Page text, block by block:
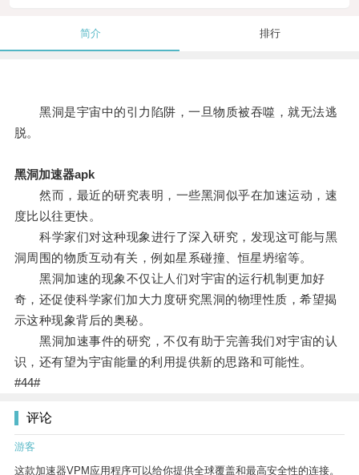
简介 排行
黑洞是宇宙中的引力陷阱，一旦物质被吞噬，就无法逃
脱。
黑洞加速器apk
然而，最近的研究表明，一些黑洞似乎在加速运动，速
度比以往更快。
科学家们对这种现象进行了深入研究，发现这可能与黑
洞周围的物质互动有关，例如星系碰撞、恒星坍缩等。
黑洞加速的现象不仅让人们对宇宙的运行机制更加好
奇，还促使科学家们加大力度研究黑洞的物理性质，希望揭
示这种现象背后的奥秘。
黑洞加速事件的研究，不仅有助于完善我们对宇宙的认
识，还有望为宇宙能量的利用提供新的思路和可能性。
#44#
评论
游客
这款加速器VPM应用程序可以给你提供全球覆盖和最高安全性的连接。